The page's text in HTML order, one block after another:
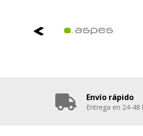
Envío rápido
Entrega en 24-48